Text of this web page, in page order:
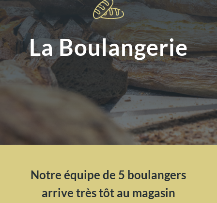
La Boulangerie
Notre équipe de 5 boulangers
arrive très tôt au magasin